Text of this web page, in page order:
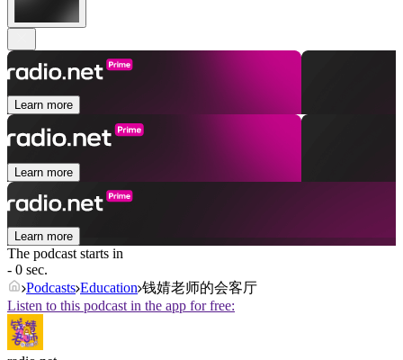
Learn more
Learn more
Learn more
The podcast starts in
- 0 sec.
Podcasts Education 钱婧老师的会客厅
Listen to this podcast in the app for free: